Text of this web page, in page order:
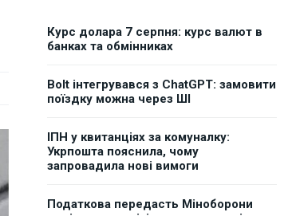
Курс долара 7 серпня: курс валют в
банках та обмінниках
Bolt інтегрувався з ChatGPT: замовити
поїздку можна через ШІ
ІПН у квитанціях за комуналку:
Укрпошта пояснила, чому
запровадила нові вимоги
Податкова передасть Міноборони